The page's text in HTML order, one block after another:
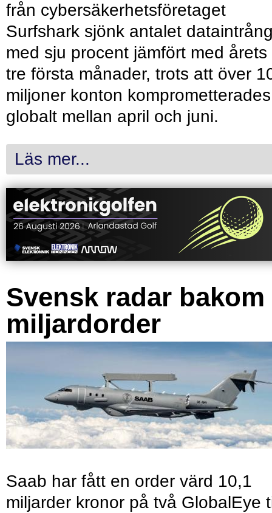
från cybersäkerhetsföretaget
Surfshark sjönk antalet
med sju procent jämfört med årets
tre första månader, trots att över
miljoner konton komprometterades
globalt mellan april och juni.
Läs mer...
Svensk radar bakom
miljardorder
Saab har fått en order värd 10,1
miljarder kronor på två GlobalEye